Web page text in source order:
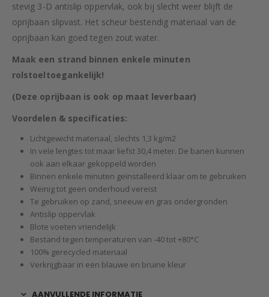
stevig 3-D antislip oppervlak, ook bij slecht weer blijft de
oprijbaan slipvast. Het scheur bestendig materiaal van de
oprijbaan kan goed tegen zout water.
Maak een strand binnen enkele minuten
rolstoeltoegankelijk!
(Deze oprijbaan is ook op maat leverbaar)
Voordelen & specificaties:
Lichtgewicht materiaal, slechts 1,3 kg/m2
In vele lengtes tot maar liefst 30,4 meter. De banen kunnen
ook aan elkaar gekoppeld worden
Binnen enkele minuten geïnstalleerd klaar om te gebruiken
Weinig tot geen onderhoud vereist
Te gebruiken op zand, sneeuw en gras ondergronden
Antislip oppervlak
Blote voeten vriendelijk
Bestand tegen temperaturen van -40 tot +80°C
100% gerecycled materiaal
Verkrijgbaar in een blauwe en bruine kleur
AANVULLENDE INFORMATIE